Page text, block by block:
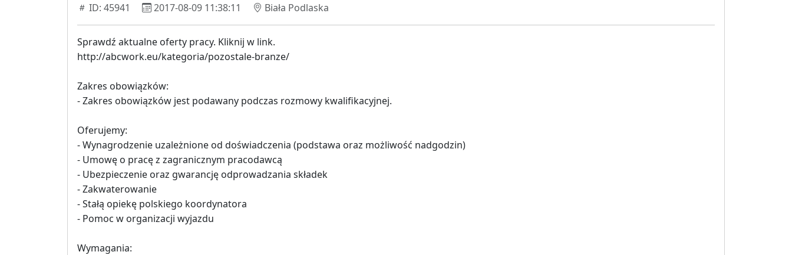
ID: 45941 2017-08-09 11:38:11 Biała Podlaska
Sprawdź aktualne oferty pracy. Kliknij w link.
http://abcwork.eu/kategoria/pozostale-branze/
Zakres obowiązków:
- Zakres obowiązków jest podawany podczas rozmowy kwalifikacyjnej.
Oferujemy:
- Wynagrodzenie uzależnione od doświadczenia (podstawa oraz możliwość nadgodzin)
- Umowę o pracę z zagranicznym pracodawcą
- Ubezpieczenie oraz gwarancję odprowadzania składek
- Zakwaterowanie
- Stałą opiekę polskiego koordynatora
- Pomoc w organizacji wyjazdu
Wymagania: